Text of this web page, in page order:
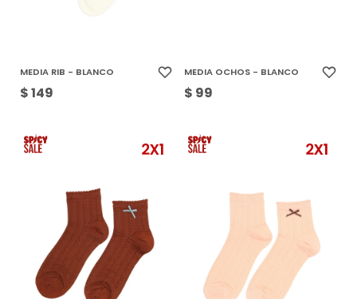
MEDIA RIB - BLANCO
$149
MEDIA OCHOS - BLANCO
$ 99